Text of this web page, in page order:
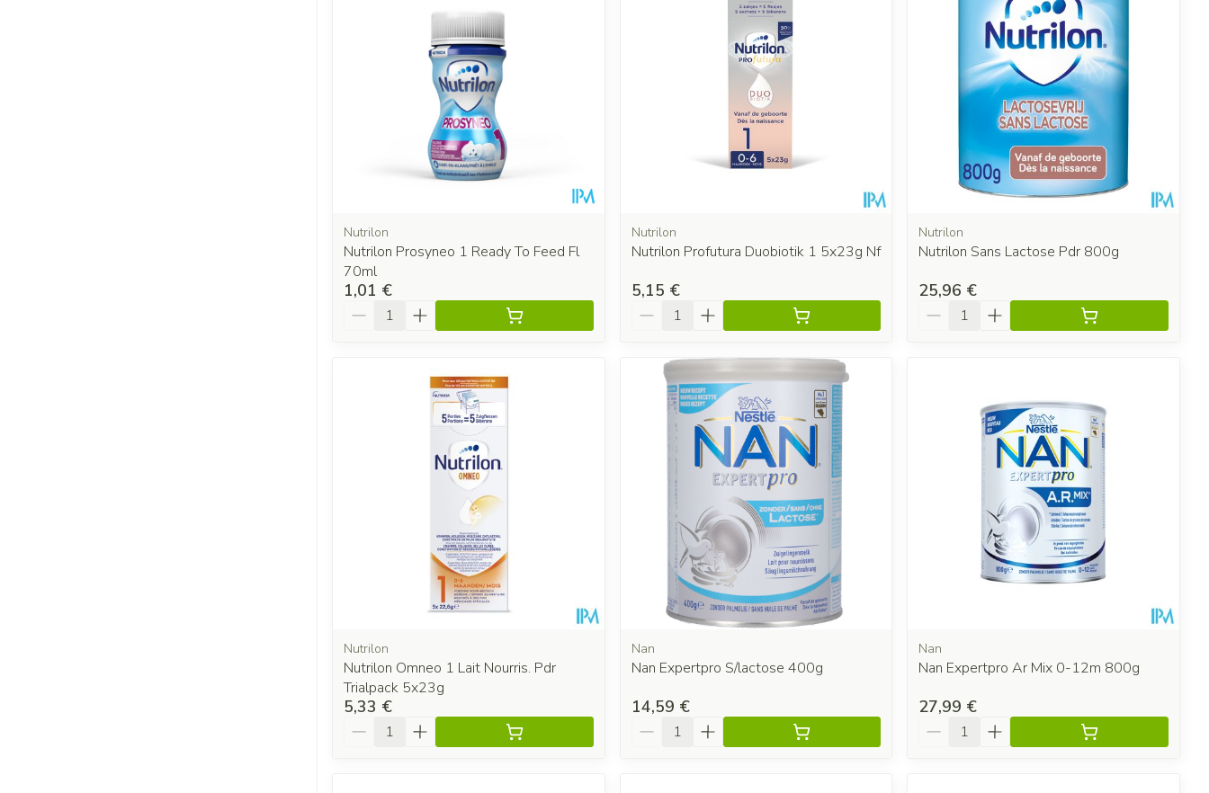
Nutrilon
Nutrilon Prosyneo 1 Ready To Feed Fl
70ml
1,01 €
Quantité
Nutrilon
Nutrilon Profutura Duobiotik 1 5x23g Nf
5,15 €
Quantité
Nutrilon
Nutrilon Sans Lactose Pdr 800g
25,96 €
Quantité
Nutrilon
Nutrilon Omneo 1 Lait Nourris. Pdr
Trialpack 5x23g
5,33 €
Quantité
Nan
Nan Expertpro S/lactose 400g
14,59 €
Quantité
Nan
Nan Expertpro Ar Mix 0-12m 800g
27,99 €
Quantité